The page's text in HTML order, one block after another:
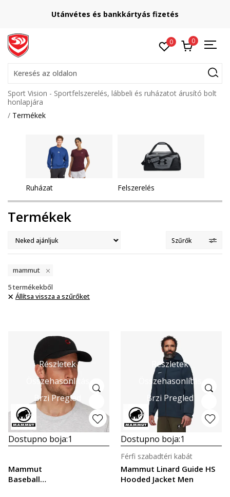
Utánvétes és bankkártyás fizetés
0 0
Keresés az oldalon
Sport Vision - Sportfelszerelés, lábbeli és ruházatot árusító bolt
honlapjára
Termékek
Ruházat Felszerelés
Termékek
Szűrők
mammut
5termékekből
Állítsa vissza a szűrőket
Részletek
Összehasonlítás
Brzi Pregled
Dostupno boja:1
Mammut
Baseball
Részletek
Összehasonlítás
Brzi Pregled
Dostupno boja:1
Mammut Linard Guide HS
Hooded Jacket Men
Férfi szabadtéri kabát